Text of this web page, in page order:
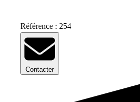
Référence : 254
Contacter